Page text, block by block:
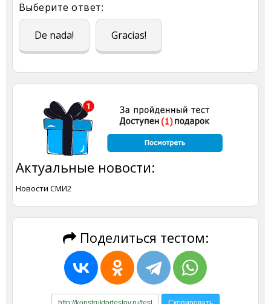
Выберите ответ:
De nada! Gracias!
Актуальные новости:
Новости СМИ2
Поделиться тестом: